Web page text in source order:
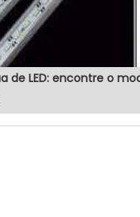
e
de LED: encontre o